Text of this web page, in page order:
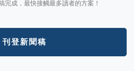
完成，最快接觸最多讀者的方案！
刊登新聞稿